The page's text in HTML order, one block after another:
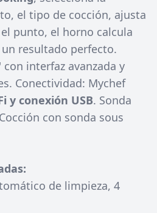
el tipo de cocción, ajusta
punto, el horno calcula
resultado perfecto.
interfaz avanzada y
Conectividad: Mychef
y conexión USB. Sonda
con sonda sous
de limpieza, 4